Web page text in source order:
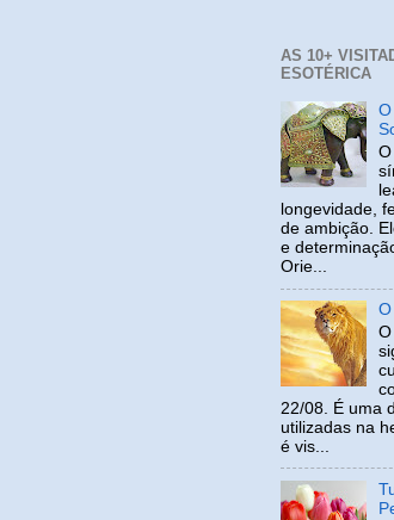
AS 10+
ESOTÉRICA
longevidade,
de ambição.
e
Orie...
22/08. É uma
utilizadas na
é vis...